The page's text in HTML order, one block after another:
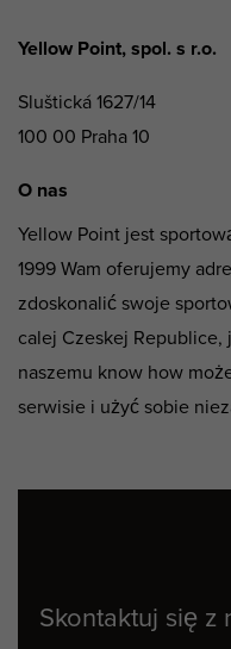
Yellow Point, spol. s r.o.
Sluštická 1627/14
100 00 Praha 10
O nas
Yellow Point jest
1999 Wam oferujemy
zdoskonalić swoje
calej Czeskej
naszemu know how
serwisie i użyć sobie
Skontaktuj się z